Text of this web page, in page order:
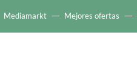
Mediamarkt Mejores ofertas